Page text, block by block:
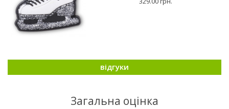
відгуки
Загальна оцінка